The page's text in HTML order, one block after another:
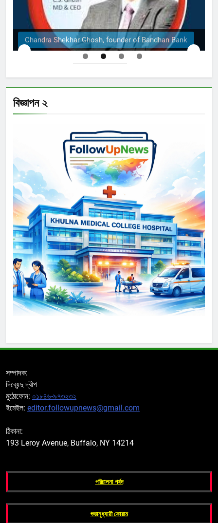
Chandra Shekhar Ghosh, founder of Bandhan Bank
বিজ্ঞাপন ২
সম্পাদক:
দিব্যেন্দু দ্বীপ
মুঠোফোন: ০১৮৪৬-৯৭৩২৩২
ইমেইল: editor.followupnews@gmail.com
ঠিকানা:
193 Leroy Avenue, Buffalo, NY 14214
পরিচালনা পর্ষদ
শুভানুধ্যায়ী ফোরাম